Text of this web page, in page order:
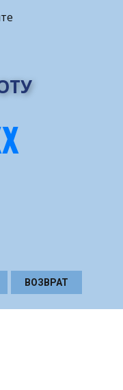
ВОЗВРАТ